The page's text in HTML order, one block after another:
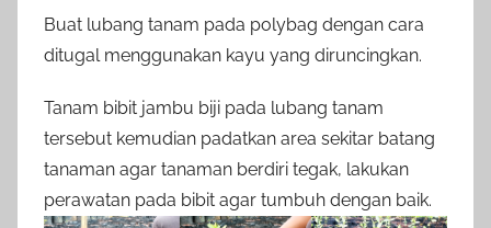
Buat lubang tanam pada polybag dengan cara
ditugal menggunakan kayu yang diruncingkan.
Tanam bibit jambu biji pada lubang tanam
tersebut kemudian padatkan area sekitar batang
tanaman agar tanaman berdiri tegak, lakukan
perawatan pada bibit agar tumbuh dengan baik.